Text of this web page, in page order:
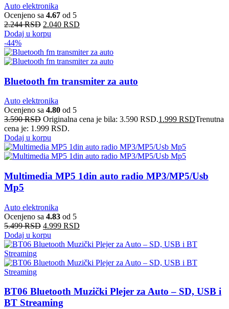
Auto elektronika
Ocenjeno sa 4.67 od 5
2.244RSD 2.040 RSD
Dodaj u korpu
-44%
Bluetooth fm transmiter za auto
Auto elektronika
Ocenjeno sa 4.80 od 5
3.590RSD Originalna cena je bila: 3.590 RSD.1.999 RSDTrenutna
cena je: 1.999 RSD.
Dodaj u korpu
Multimedia MP5 1din auto radio MP3/MP5/Usb
Mp5
Auto elektronika
Ocenjeno sa 4.83 od 5
5.499RSD 4.999 RSD
Dodaj u korpu
BT06 Bluetooth Muzički Plejer za Auto – SD, USB i
BT Streaming